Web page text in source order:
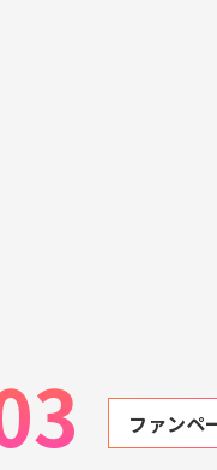
分語り合いましょう！
ファンペ